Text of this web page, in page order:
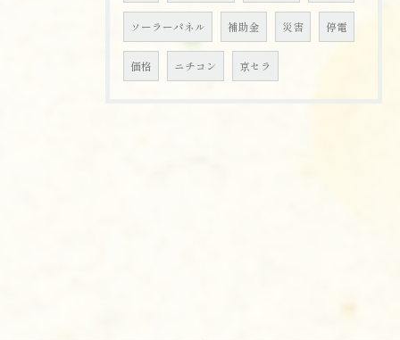
ソーラーパネル 補助金 災害 停電
価格 ニチコン 京セラ